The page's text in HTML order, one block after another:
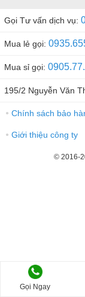
Gọi Tư vấn dịch vụ:
Mua lẻ gọi:
Mua sỉ gọi:
195/2 Nguyễn Văn
● Chính sách bảo
● Giới thiệu công ty
© 2016-
Gọi Ngay